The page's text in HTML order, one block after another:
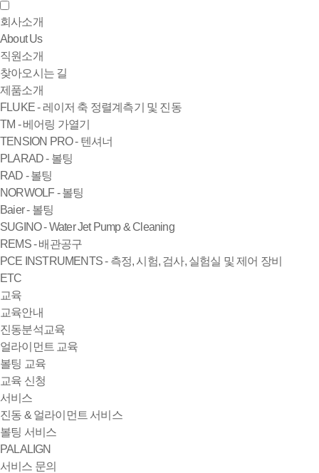
회사소개
About Us
직원소개
찾아오시는 길
제품소개
FLUKE - 레이저 축 정렬계측기 및 진동
TM - 베어링 가열기
TENSION PRO - 텐셔너
PLARAD - 볼팅
RAD - 볼팅
NORWOLF - 볼팅
Baier - 볼팅
SUGINO - Water Jet Pump & Cleaning
REMS - 배관공구
PCE INSTRUMENTS - 측정, 시험, 검사, 실험실 및 제어 장비
ETC
교육
교육안내
진동분석교육
얼라이먼트 교육
볼팅 교육
교육 신청
서비스
진동 & 얼라이먼트 서비스
볼팅 서비스
PALALIGN
서비스 문의